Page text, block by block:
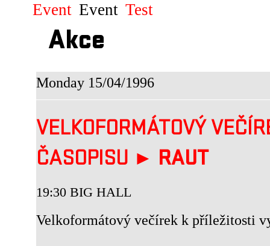
Event Event Test
Akce
Monday 15/04/1996
VELKOFORMÁTOVÝ
ČASOPISU ► RAUT
19:30 BIG HALL
Velkoformátový večírek k příležitosti